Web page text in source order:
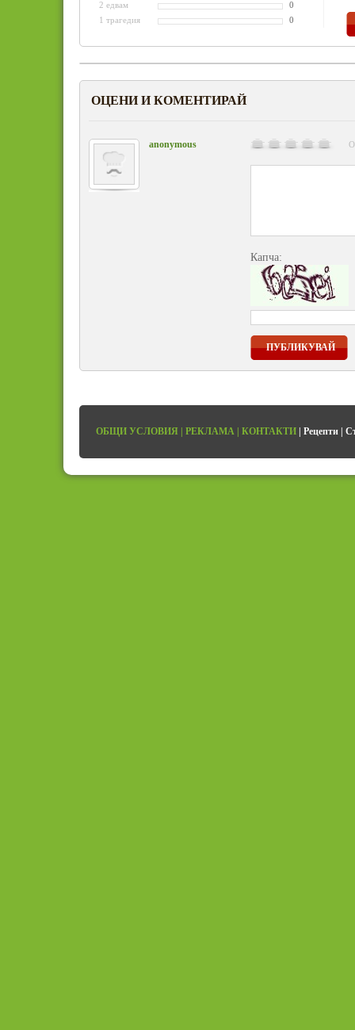
2 едвам
0
1 трагедия
0
ОЦЕНИ И КОМЕНТИРАЙ
anonymous
Капча:
ПУБЛИКУВАЙ
ОБЩИ УСЛОВИЯ | РЕКЛАМА | КОНТАКТИ | Рецепти |